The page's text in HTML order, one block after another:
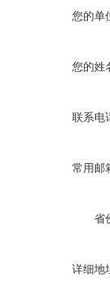
您的单
您的姓
联系电
常用邮
省
详细地